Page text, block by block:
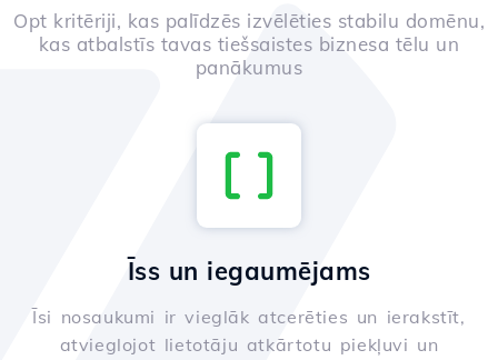
Opt kritēriji, kas palīdzēs izvēlēties stabilu domēnu,
kas atbalstīs tavas tiešsaistes biznesa tēlu un
panākumus
Īss un iegaumējams
Īsi nosaukumi ir vieglāk atcerēties un ierakstīt,
atvieglojot lietotāju atkārtotu piekļuvi un